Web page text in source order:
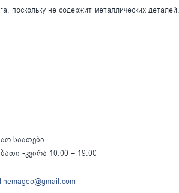
поскольку не содержит металлических деталей.
საათები
-კვირა 10:00 – 19:00
linemageo@gmail.com